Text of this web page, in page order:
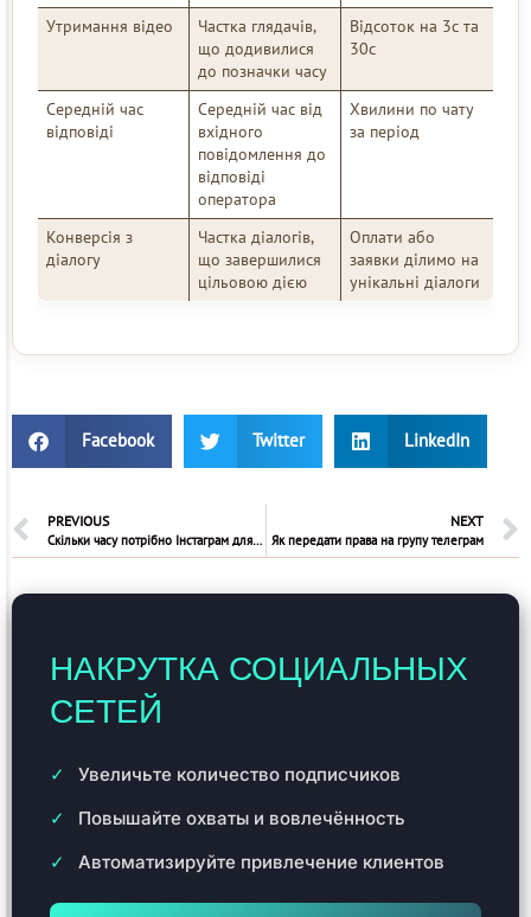
Утримання відео
Частка глядачів,
що додивилися
до позначки часу
Відсоток на 3с та
30с
Середній час
відповіді
Середній час від
вхідного
повідомлення до
відповіді
оператора
Хвилини по чату
за період
Конверсія з
діалогу
Частка діалогів,
що завершилися
цільовою дією
Оплати або
заявки ділимо на
унікальні діалоги
Facebook Twitter LinkedIn
PREVIOUS
Скільки часу потрібно Інстаграм для підтвердження особи після зламу
NEXT
Як передати права на групу телеграм
НАКРУТКА СОЦИАЛЬНЫХ
СЕТЕЙ
Увеличьте количество подписчиков
Повышайте охваты и вовлечённость
Автоматизируйте привлечение клиентов